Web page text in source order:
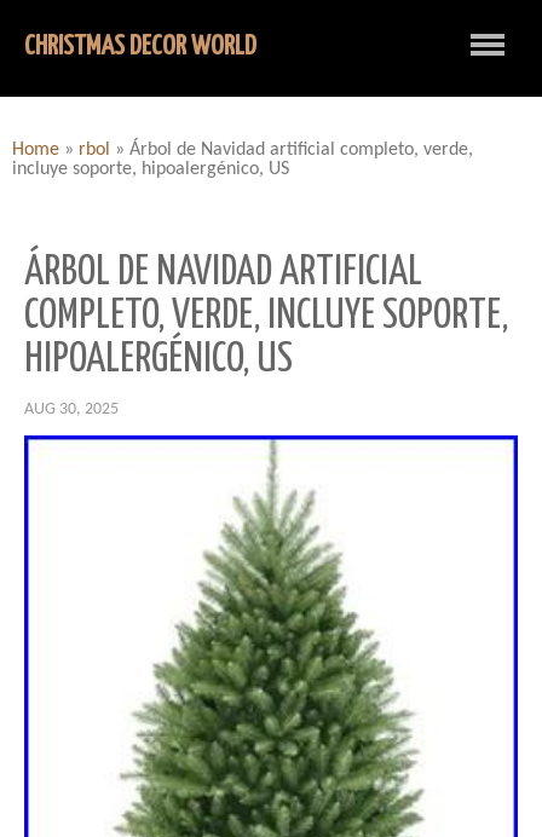
CHRISTMAS DECOR WORLD
Home » rbol » Árbol de Navidad artificial completo, verde,
incluye soporte, hipoalergénico, US
ÁRBOL DE NAVIDAD ARTIFICIAL
COMPLETO, VERDE, INCLUYE SOPORTE,
HIPOALERGÉNICO, US
AUG 30, 2025